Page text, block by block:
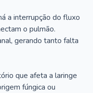
a interrupção do fluxo
o pulmão.
gerando tanto falta
que afeta a laringe
fúngica ou